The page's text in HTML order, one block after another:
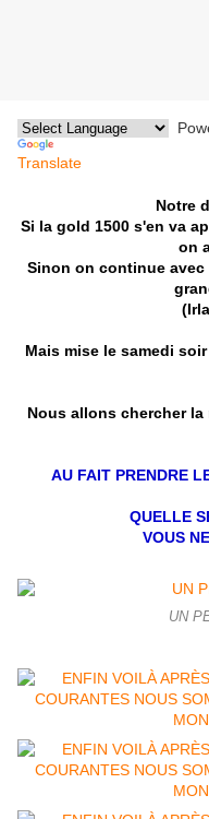
Translate
Notre
Si la gold 1500 s'en va
on
Sinon on continue
Mais mise le samedi
Nous allons chercher la
AU FAIT PRENDRE
QUELLE
VOUS
UN